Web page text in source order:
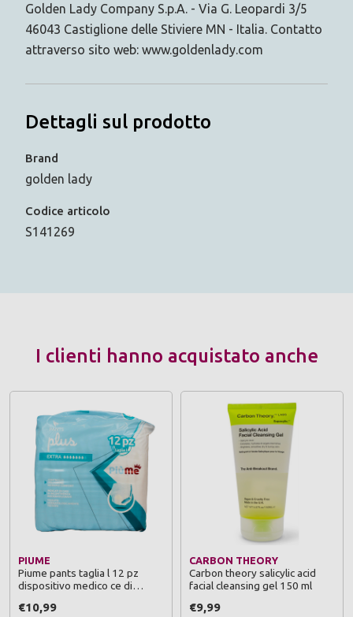
Golden Lady Company S.p.A. - Via G. Leopardi 3/5
46043 Castiglione delle Stiviere MN - Italia. Contatto
attraverso sito web: www.goldenlady.com
Dettagli sul prodotto
Brand
golden lady
Codice articolo
S141269
I clienti hanno acquistato anche
PIUME
Piume pants taglia l 12 pz
dispositivo medico ce di
€10,99
CARBON THEORY
Carbon theory salicylic acid
facial cleansing gel 150 ml
€9,99